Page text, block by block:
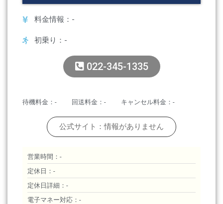
料金情報：-
初乗り：-
022-345-1335
待機料金：- 回送料金：- キャンセル料金：-
公式サイト：情報がありません
営業時間：-
定休日：-
定休日詳細：-
電子マネー対応：-